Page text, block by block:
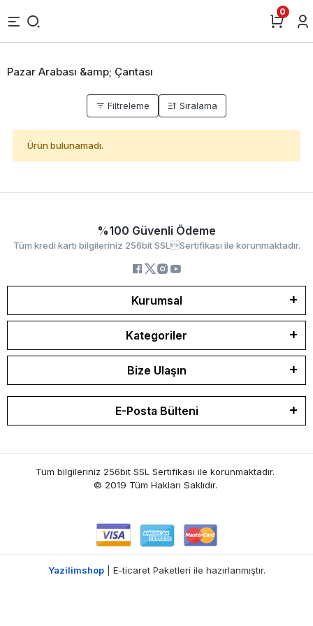
0
Pazar Arabası &amp; Çantası
Filtreleme Sıralama
Ürün bulunamadı.
%100 Güvenli Ödeme
Tüm kredi kartı bilgileriniz 256bit SSLSertifikası ile korunmaktadır.
Kurumsal
Kategoriler
Bize Ulaşın
E-Posta Bülteni
Tüm bilgileriniz 256bit SSL Sertifikası ile korunmaktadır.
© 2019 Tüm Hakları Saklıdır.
Yazilimshop| E-ticaret Paketleri ile hazırlanmıştır.